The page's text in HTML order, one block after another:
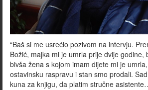
“Baš si me usrećio pozivom na intervju.
Božić, majka mi je umrla prije dvije godine,
bivša žena s kojom imam dijete mi je
ostavinsku raspravu i stan smo prodali.
kuna za knjigu, da platim stručne